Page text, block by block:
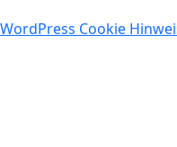
WordPress Cookie